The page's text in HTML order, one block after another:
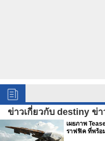
ข่าวเกี่ยวกับ destiny ข่
เผยภาพ
ราฟฟิค ที่พร้อ